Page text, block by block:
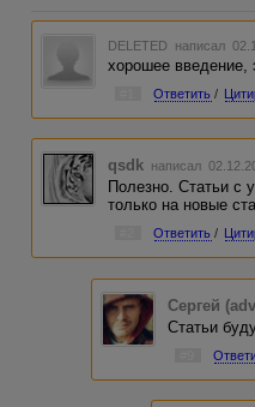
DELETED написал
хорошее введение,
Ответить /
qsdk написал
Полезно. Статьи с
только на новые
Ответить /
Сергей
Статьи